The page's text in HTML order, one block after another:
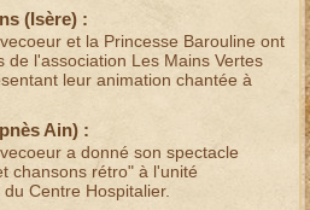
( Isère) :
et la Princesse Barouline ont
de l'association Les Mains Vertes
leur animation chantée à
Ain) :
a donné son spectacle
chansons rétro"à l'unité
Centre Hospitalier.